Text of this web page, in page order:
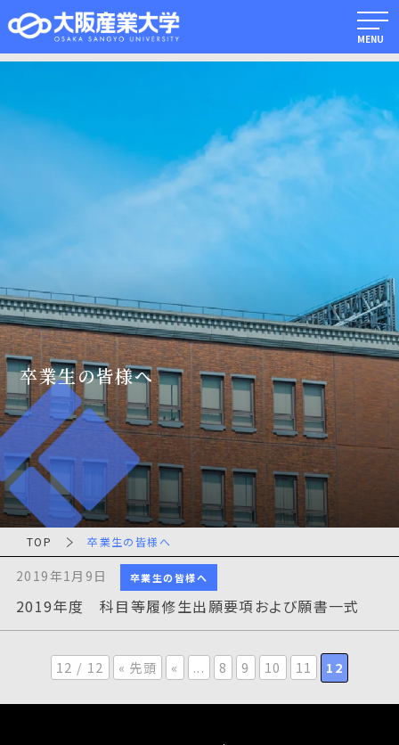
MENU
卒業生の皆様へ
TOP 卒業生の皆様へ
2019年1月9日 卒業生の皆様へ
2019年度 科目等履修生出願要項および願書一式
12 / 12 « 先頭 « ... 8 9 10 11 12